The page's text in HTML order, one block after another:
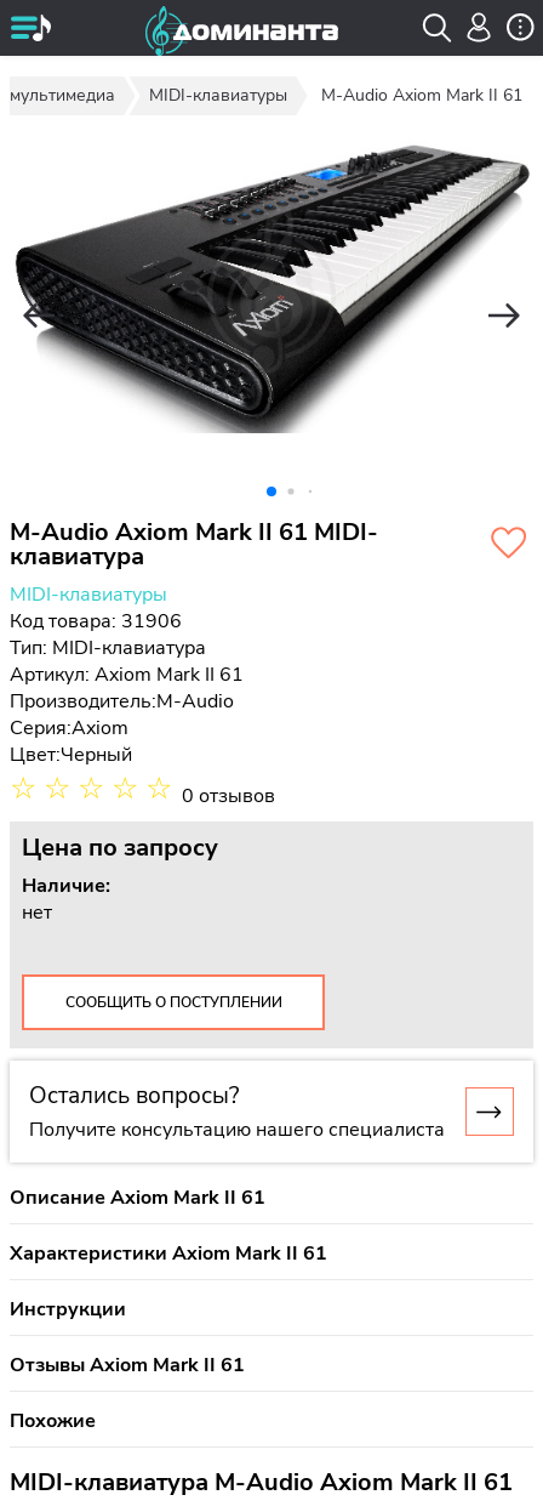
мультимедиа MIDI-клавиатуры M-Audio Axiom Mark II 61
M-Audio Axiom Mark II 61 MIDI-
клавиатура
MIDI-клавиатуры
Код товара: 31906
Тип: MIDI-клавиатура
Артикул: Axiom Mark II 61
Производитель:M-Audio
Серия:Axiom
Цвет:Черный
☆ ☆ ☆ ☆ ☆ 0 отзывов
Цена по запросу
Наличие:
нет
СООБЩИТЬ О ПОСТУПЛЕНИИ
Остались вопросы?
Получите консультацию нашего специалиста
Описание Axiom Mark II 61
Характеристики Axiom Mark II 61
Инструкции
Отзывы Axiom Mark II 61
Похожие
MIDI-клавиатура M-Audio Axiom Mark II 61